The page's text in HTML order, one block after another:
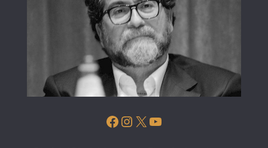
Facebook
Instagram
X YouTube